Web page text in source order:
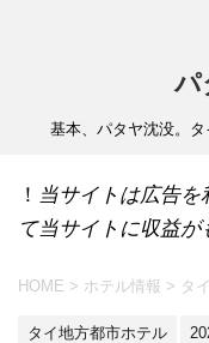
パ
基本、パタヤ沈没。タ
！ 当サイトは広告
て当サイトに収益が
HOME > ホテル情報 > タ
タイ地方都市ホテル